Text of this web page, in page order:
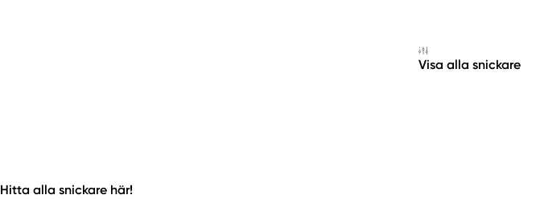
Visa alla snickare
Hitta alla snickare här!